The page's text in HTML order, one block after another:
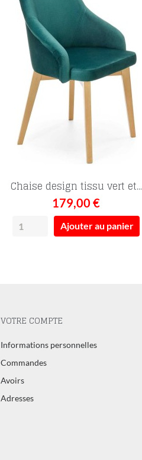
Chaise design tissu vert et...
179,00 €
Ajouter au panier
VOTRE COMPTE
Informations personnelles
Commandes
Avoirs
Adresses